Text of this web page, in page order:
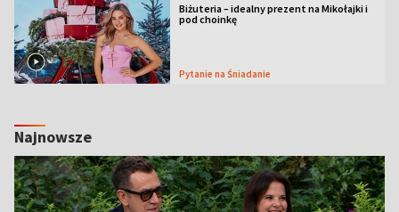
Biżuteria – idealny prezent na Mikołajki i
pod choinkę
Pytanie na Śniadanie
Najnowsze